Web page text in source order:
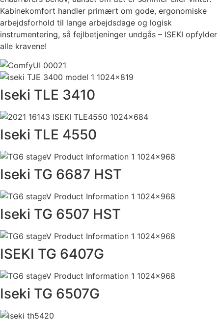
Kabinekomfort handler primært om gode, ergonomiske
arbejdsforhold til lange arbejdsdage og logisk
instrumentering, så fejlbetjeninger undgås – ISEKI opfylder
alle kravene!
Iseki TLE 3410
Iseki TLE 4550
Iseki TG 6687 HST
Iseki TG 6507 HST
ISEKI TG 6407G
Iseki TG 6507G